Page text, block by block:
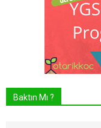
Baktın Mı ?